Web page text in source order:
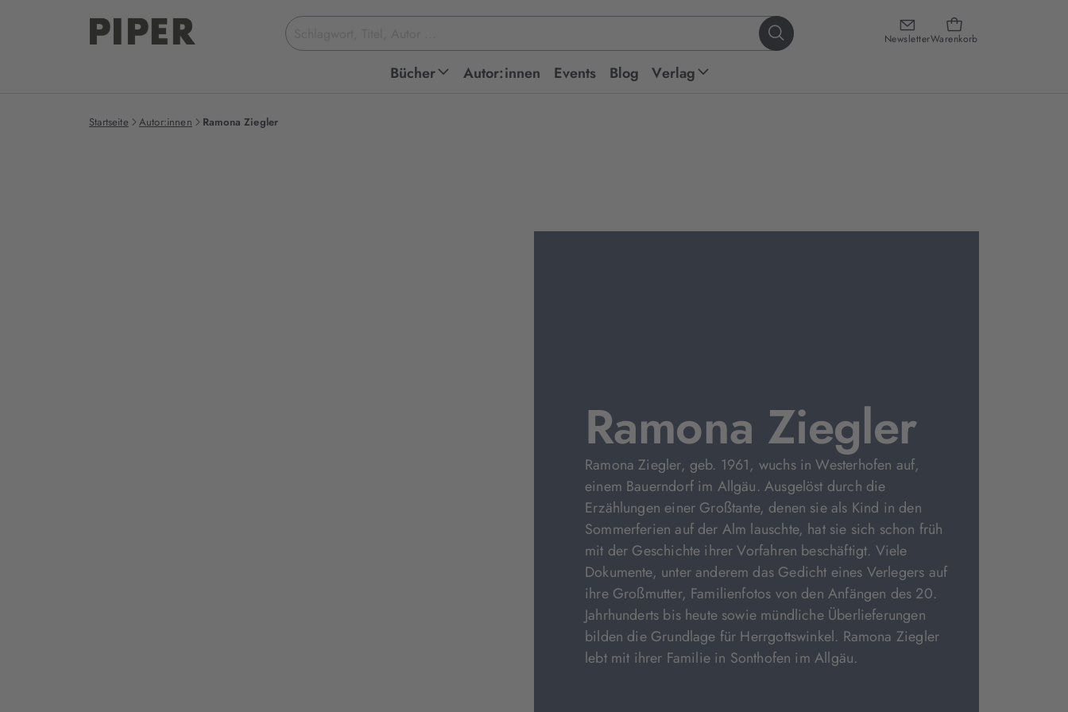
NewsletterWarenkorb
Suchbegriff
eingeben
Bücher Autor:innen Events Blog Verlag
Startseite Autor:innen Ramona Ziegler
Ramona Ziegler
Ramona Ziegler, geb. 1961, wuchs in Westerhofen auf,
einem Bauerndorf im Allgäu. Ausgelöst durch die
Erzählungen einer Großtante, denen sie als Kind in den
Sommerferien auf der Alm lauschte, hat sie sich schon früh
mit der Geschichte ihrer Vorfahren beschäftigt. Viele
Dokumente, unter anderem das Gedicht eines Verlegers auf
ihre Großmutter, Familienfotos von den Anfängen des 20.
Jahrhunderts bis heute sowie mündliche Überlieferungen
bilden die Grundlage für Herrgottswinkel. Ramona Ziegler
lebt mit ihrer Familie in Sonthofen im Allgäu.